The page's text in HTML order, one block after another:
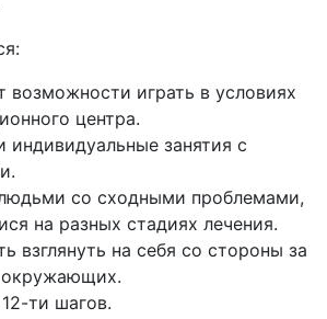
возможности играть в условиях
центра.
индивидуальные занятия с
со сходными проблемами,
на разных стадиях лечения.
взглянуть на себя со стороны за
окружающих.
ти шагов.